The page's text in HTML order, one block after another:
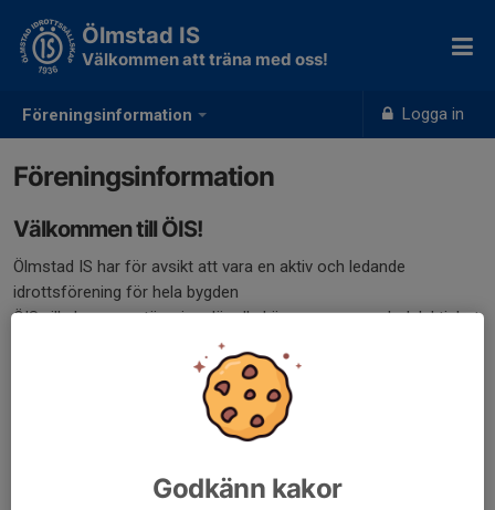
Föreningsinformation Logga in
Ölmstad IS
Välkommen att träna med oss!
Föreningsinformation
Välkommen till ÖIS!
Ölmstad IS har för avsikt att vara en aktiv och ledande
idrottsförening för hela bygden
ÖIS vill skapa en stämning där alla känner ansvar och delaktighet
ÖIS vill erbjuda idrott som en positiv och meningsfull
sysselsättning för alla som vill vara med, både de som vill
"satsa" och de som vill "hålla på" med idrott.
verksamheten i respektive idrott. Varje sektion har en styrelse
Godkänn kakor